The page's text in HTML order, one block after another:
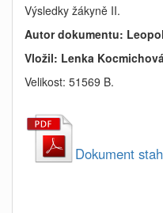
Výsledky žákyně II.
Autor dokumentu:
Vložil: Lenka
Velikost: 51569 B.
Dokument